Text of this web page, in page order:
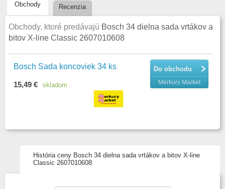
Obchody Recenzia
Obchody, ktoré predávajú Bosch 34 dielna sada vrtákov a
bitov X-line Classic 2607010608
Bosch Sada koncoviek 34 ks Do obchodu
Merkury Market
15,49 € skladom
História ceny Bosch 34 dielna sada vrtákov a bitov X-line
Classic 2607010608